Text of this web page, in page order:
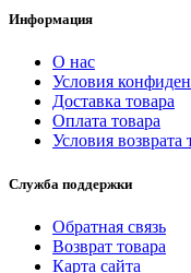
Информация
О нас
Условия
Доставка товара
Оплата товара
Условия возврата
Служба поддержки
Обратная связь
Возврат товара
Карта сайта